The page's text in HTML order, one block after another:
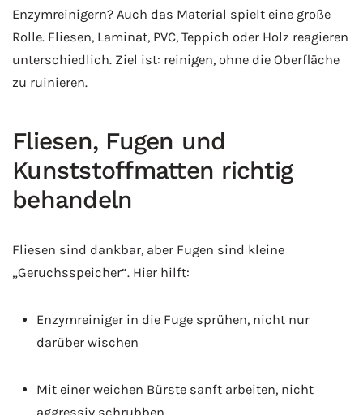
Enzymreinigern? Auch das Material spielt eine große
Rolle. Fliesen, Laminat, PVC, Teppich oder Holz reagieren
unterschiedlich. Ziel ist: reinigen, ohne die Oberfläche
zu ruinieren.
Fliesen, Fugen und
Kunststoffmatten richtig
behandeln
Fliesen sind dankbar, aber Fugen sind kleine
„Geruchsspeicher“. Hier hilft:
Enzymreiniger in die Fuge sprühen, nicht nur
darüber wischen
Mit einer weichen Bürste sanft arbeiten, nicht